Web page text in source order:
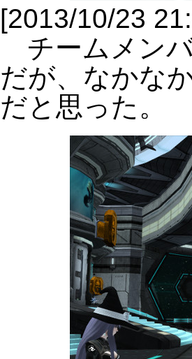
[2013/10/23
チームメン
だが、なかな
だと思った。